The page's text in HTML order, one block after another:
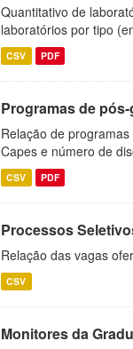
Quantitativo de
laboratórios por tipo
CSV PDF
Programas de
Relação de
Capes e número de
CSV PDF
Processos
Relação das vagas
CSV
Monitores da